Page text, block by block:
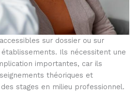
sur dossier ou sur
Ils nécessitent une
importantes, car ils
théoriques et
stages en milieu professionnel.